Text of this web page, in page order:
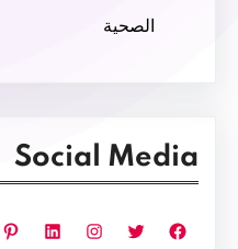
الصحية
Social Media
فيسبوك تويتر إنستجرام لينكد إن بينتريست